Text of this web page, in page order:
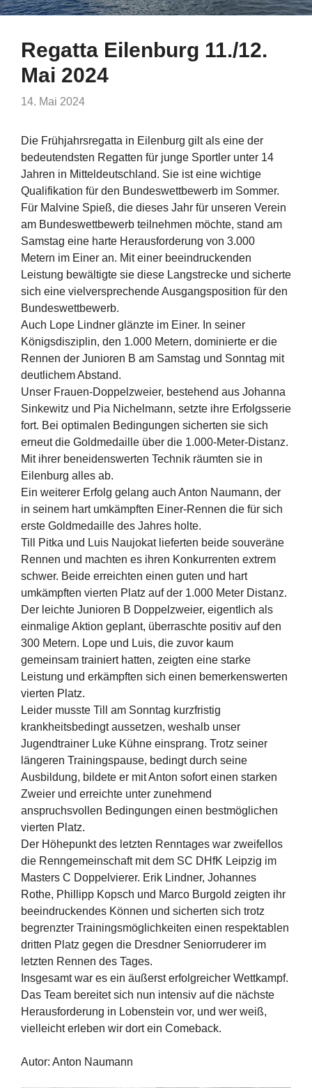
Regatta Eilenburg 11./12.
Mai 2024
14. Mai 2024
Die Frühjahrsregatta in Eilenburg gilt als eine der
bedeutendsten Regatten für junge Sportler unter 14
Jahren in Mitteldeutschland. Sie ist eine wichtige
Qualifikation für den Bundeswettbewerb im Sommer.
Für Malvine Spieß, die dieses Jahr für unseren Verein
am Bundeswettbewerb teilnehmen möchte, stand am
Samstag eine harte Herausforderung von 3.000
Metern im Einer an. Mit einer beeindruckenden
Leistung bewältigte sie diese Langstrecke und sicherte
sich eine vielversprechende Ausgangsposition für den
Bundeswettbewerb.
Auch Lope Lindner glänzte im Einer. In seiner
Königsdisziplin, den 1.000 Metern, dominierte er die
Rennen der Junioren B am Samstag und Sonntag mit
deutlichem Abstand.
Unser Frauen-Doppelzweier, bestehend aus Johanna
Sinkewitz und Pia Nichelmann, setzte ihre Erfolgsserie
fort. Bei optimalen Bedingungen sicherten sie sich
erneut die Goldmedaille über die 1.000-Meter-Distanz.
Mit ihrer beneidenswerten Technik räumten sie in
Eilenburg alles ab.
Ein weiterer Erfolg gelang auch Anton Naumann, der
in seinem hart umkämpften Einer-Rennen die für sich
erste Goldmedaille des Jahres holte.
Till Pitka und Luis Naujokat lieferten beide souveräne
Rennen und machten es ihren Konkurrenten extrem
schwer. Beide erreichten einen guten und hart
umkämpften vierten Platz auf der 1.000 Meter Distanz.
Der leichte Junioren B Doppelzweier, eigentlich als
einmalige Aktion geplant, überraschte positiv auf den
300 Metern. Lope und Luis, die zuvor kaum
gemeinsam trainiert hatten, zeigten eine starke
Leistung und erkämpften sich einen bemerkenswerten
vierten Platz.
Leider musste Till am Sonntag kurzfristig
krankheitsbedingt aussetzen, weshalb unser
Jugendtrainer Luke Kühne einsprang. Trotz seiner
längeren Trainingspause, bedingt durch seine
Ausbildung, bildete er mit Anton sofort einen starken
Zweier und erreichte unter zunehmend
anspruchsvollen Bedingungen einen bestmöglichen
vierten Platz.
Der Höhepunkt des letzten Renntages war zweifellos
die Renngemeinschaft mit dem SC DHfK Leipzig im
Masters C Doppelvierer. Erik Lindner, Johannes
Rothe, Phillipp Kopsch und Marco Burgold zeigten ihr
beeindruckendes Können und sicherten sich trotz
begrenzter Trainingsmöglichkeiten einen respektablen
dritten Platz gegen die Dresdner Seniorruderer im
letzten Rennen des Tages.
Insgesamt war es ein äußerst erfolgreicher Wettkampf.
Das Team bereitet sich nun intensiv auf die nächste
Herausforderung in Lobenstein vor, und wer weiß,
vielleicht erleben wir dort ein Comeback.
Autor: Anton Naumann